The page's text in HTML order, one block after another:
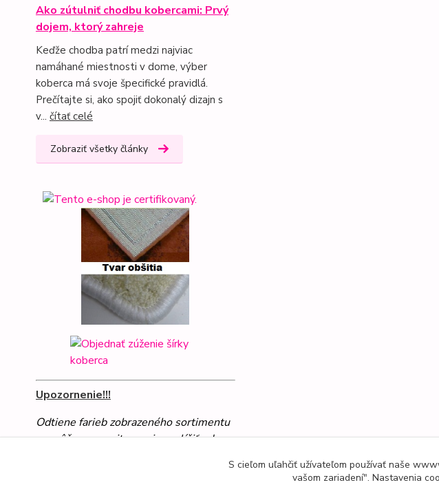
Ako zútulniť chodbu kobercami: Prvý
dojem, ktorý zahreje
Keďže chodba patrí medzi najviac
namáhané miestnosti v dome, výber
koberca má svoje špecifické pravidlá.
Prečítajte si, ako spojiť dokonalý dizajn s
v... čítať celé
Zobraziť všetky články
Upozornenie!!!
Odtiene farieb zobrazeného sortimentu
sa môžu na monitore mierne líšiť od
S cieľom uľahčiť užívateľom používať naše
vašom zariadení". Nastavenia